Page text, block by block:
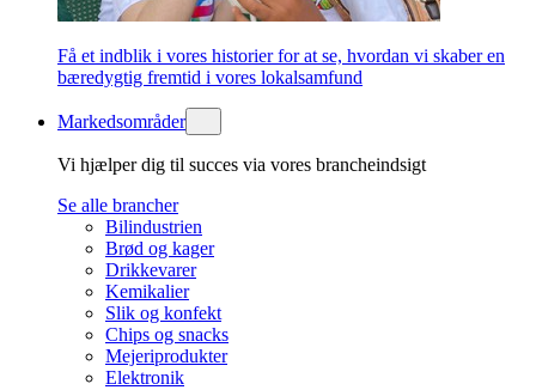
Få et indblik i vores historier for at se, hvordan vi skaber en
bæredygtig fremtid i vores lokalsamfund
Markedsområder
Vi hjælper dig til succes via vores brancheindsigt
Se alle brancher
Bilindustrien
Brød og kager
Drikkevarer
Kemikalier
Slik og konfekt
Chips og snacks
Mejeriprodukter
Elektronik